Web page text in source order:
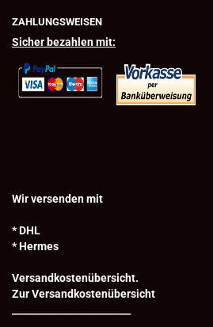
ZAHLUNGSWEISEN
Sicher bezahlen mit:
Wir versenden mit
* DHL
* Hermes
Versandkostenübersicht.
Zur Versandkostenübersicht